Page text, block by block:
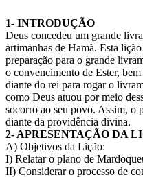
1- INTRODUÇÃO
Deus concedeu um grande
artimanhas de Hamã. Esta
preparação para o grande
o convencimento de Ester,
diante do rei para rogar o
como Deus atuou por meio
socorro ao seu povo. Assim, o
diante da providência divina.
2- APRESENTAÇÃO DA
A) Objetivos da Lição:
I) Relatar o plano de
II) Considerar o processo de